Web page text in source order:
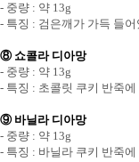
- 중량 : 약 13g
- 특징 : 검은깨가 가득 들
⑧ 쇼콜라 디아망
- 중량 : 약 13g
- 특징 : 초콜릿 쿠키 반죽
⑨ 바닐라 디아망
- 중량 : 약 13g
- 특징 : 바닐라 쿠키 반죽